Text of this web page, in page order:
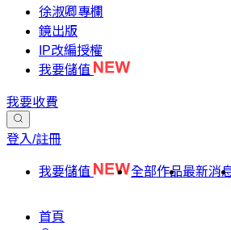
徐淑卿專欄
鏡出版
IP改編授權
我要儲值
我要收費
登入/註冊
我要儲值 全部作品最新消
首頁